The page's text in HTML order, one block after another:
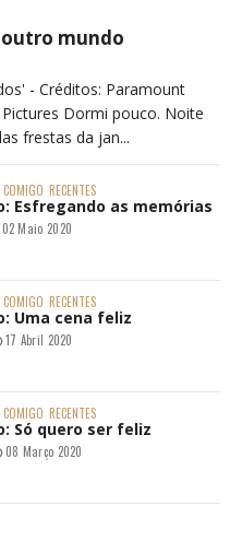
outro mundo
- Créditos: Paramount
Dormi pouco. Noite
frestas da jan...
COMIGO RECENTES
Esfregando as memórias
02 Maio 2020
COMIGO RECENTES
Uma cena feliz
17 Abril 2020
COMIGO RECENTES
Só quero ser feliz
08 Março 2020